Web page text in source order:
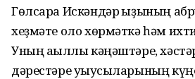
Гөлсара Искәндәр ҡыҙының
хеҙмәте оло хөрмәткә һәм
Уның аҡыллы кәңәштәре,
дәрестәре уҡыусыларының